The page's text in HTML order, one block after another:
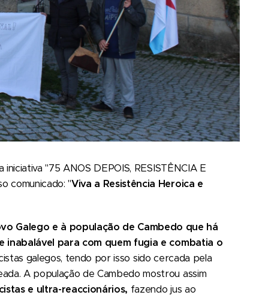
iniciativa "75 ANOS DEPOIS, RESISTÊNCIA E
comunicado: "Viva a Resistência Heroica e
Galego e à população de Cambedo que há
inabalável para com quem fugia e combatia o
galegos, tendo por isso sido cercada pela
A população de Cambedo mostrou assim
e ultra-reaccionários, fazendo jus ao